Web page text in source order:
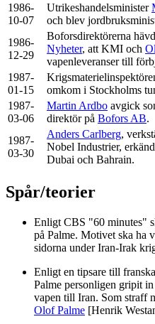
1986-
10-07
Utrikeshandelsminister
och blev
1986-
12-29
Boforsdirektörerna
Nyheter, att KMI och
vapenleveranser till
1987-
01-15
omkom i Stockholms
1987-
03-06
Martin Ardbo avgick
direktör på Bofors AB.
1987-
03-30
Anders Carlberg,
Nobel Industrier,
Dubai och Bahrain.
Spår/teorier
Enligt CBS "60 minutes"
på Palme. Motivet ska ha
sidorna under Iran-Irak
Enligt en tipsare till
Palme personligen gripit
vapen till Iran. Som straff
Olof Palme [Henrik